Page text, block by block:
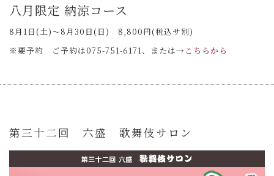
八月限定 納涼コース
8月1日(土)～8月30日(日) 8,800円(税込サ別)
※要予約 ご予約は075-751-6171、または→ こちらから
第三十二回 六盛 歌舞伎サロン